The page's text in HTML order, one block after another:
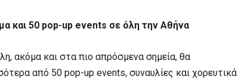
και 50 pop-up events σε όλη την Αθήνα
ακόμα και στα πιο απρόσμενα σημεία, θα
από 50 pop-up events, συναυλίες και χορευτικά